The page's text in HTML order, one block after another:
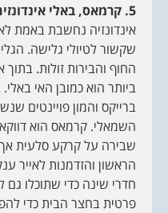
5. קרמאס, באלי אינדונזיה ב990,000 ₪.
אינדונזיה נחשבת באמת
שקשור לטיולי גלישה.
החוף והבירות זולות. בתוך
ביותר הוא כמובן האי
ברייקס והמון פויינטים
השמאלי. קרמאס הוא דווקא
שבירה על קרקע סלעית
חדרי שינה כדי שתוכלו גם
פרטית בחצר הבית כדי